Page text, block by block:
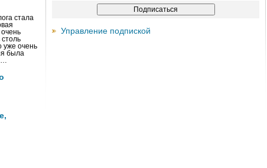
стала
уже очень
была
Управление подпиской